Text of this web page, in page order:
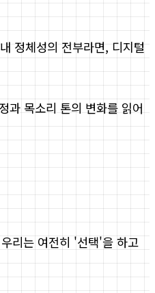
정체성의 전부라면, 디지털
과 목소리 톤의 변화를 읽어
리는 여전히 '선택'을 하고